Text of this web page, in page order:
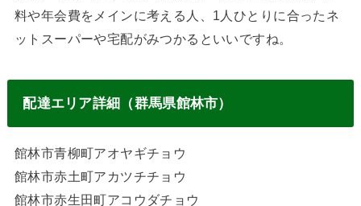
料や年会費をメインに考える人、1人ひとりに合ったネ
ットスーパーや宅配がみつかるといいですね。
配達エリア詳細（群馬県館林市）
館林市青柳町アオヤギチョウ
館林市赤土町アカツチチョウ
館林市赤生田町アコウダチョウ